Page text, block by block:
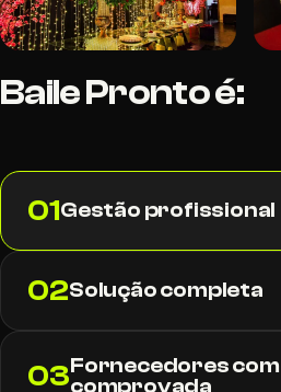
Baile Pronto é:
01Gestão profissional
02Solução completa
03Fornecedores
comprovada